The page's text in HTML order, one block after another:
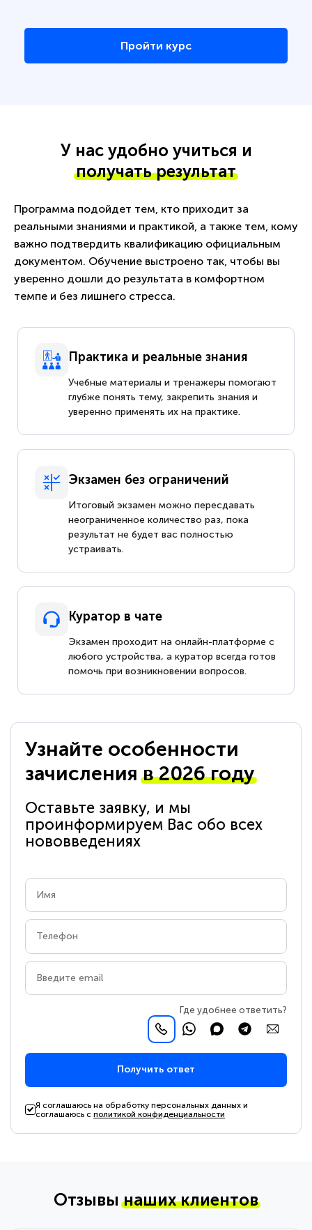
Пройти курс
У нас удобно учиться и
получать результат
Программа подойдет тем, кто приходит за
реальными знаниями и практикой, а также тем, кому
важно подтвердить квалификацию официальным
документом. Обучение выстроено так, чтобы вы
уверенно дошли до результата в комфортном
темпе и без лишнего стресса.
Практика и реальные знания
Учебные материалы и тренажеры помогают
глубже понять тему, закрепить знания и
уверенно применять их на практике.
Экзамен без ограничений
Итоговый экзамен можно пересдавать
неограниченное количество раз, пока
результат не будет вас полностью
устраивать.
Куратор в чате
Экзамен проходит на онлайн-платформе с
любого устройства, а куратор всегда готов
помочь при возникновении вопросов.
Узнайте особенности
зачисленияв 2026 году
Оставьте заявку, и мы
проинформируем Вас обо всех
нововведениях
Где удобнее ответить?
Получить ответ
Я соглашаюсь на обработку персональных данных и
соглашаюсь сполитикой конфиденциальности
Отзывынаших клиентов